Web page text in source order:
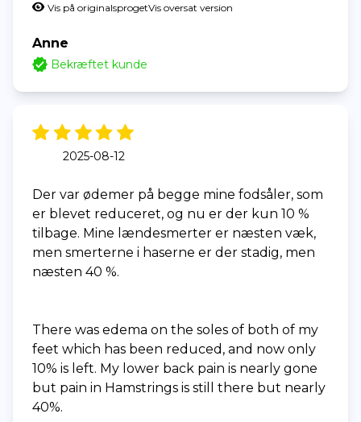
Vis på originalsprogetVis oversat version
Anne
Bekræftet kunde
2025-08-12
Der var ødemer på begge mine fodsåler, som
er blevet reduceret, og nu er der kun 10 %
tilbage. Mine lændesmerter er næsten væk,
men smerterne i haserne er der stadig, men
næsten 40 %.
There was edema on the soles of both of my
feet which has been reduced, and now only
10% is left. My lower back pain is nearly gone
but pain in Hamstrings is still there but nearly
40%.